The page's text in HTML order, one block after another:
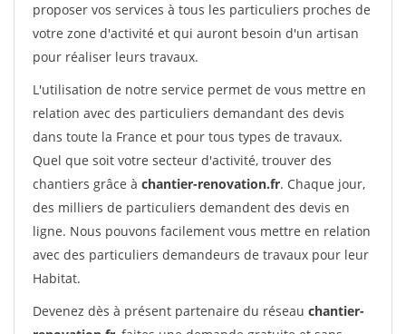
proposer vos services à tous les particuliers proches de
votre zone d'activité et qui auront besoin d'un artisan
pour réaliser leurs travaux.
L'utilisation de notre service permet de vous mettre en
relation avec des particuliers demandant des devis
dans toute la France et pour tous types de travaux.
Quel que soit votre secteur d'activité, trouver des
chantiers grâce à chantier-renovation.fr. Chaque jour,
des milliers de particuliers demandent des devis en
ligne. Nous pouvons facilement vous mettre en relation
avec des particuliers demandeurs de travaux pour leur
Habitat.
Devenez dès à présent partenaire du réseau chantier-